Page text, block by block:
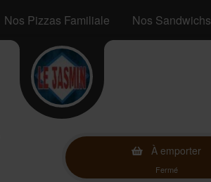
Nos Pizzas Familiale Nos Sandwichs
À emporter
Fermé